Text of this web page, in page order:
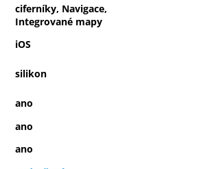
ciferníky, Navigace,
Integrované mapy
iOS
silikon
ano
ano
ano